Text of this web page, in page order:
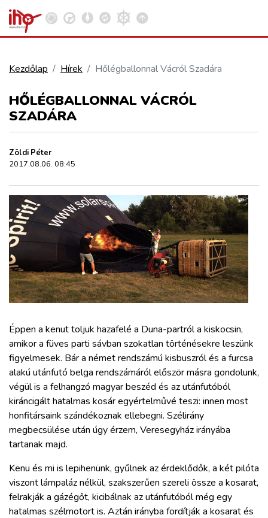
VASÚT
REPÜLÉS
KÖZLEKEDÉSFEJLESZTÉS
ELLÁTÁSI LÁNC
ZÖLDÚT
HAJÓZÁS
BLOG
ARCHÍVUM
WEBSHOP
BELÉPÉS
REGISZTRÁCIÓ
Kezdőlap Hírek Hőlégballonnal Vácról Szadára
HŐLÉGBALLONNAL VÁCRÓL
SZADÁRA
Zöldi Péter
2017.08.06. 08:45
Éppen a kenut toljuk hazafelé a Duna-partról a kiskocsin,
amikor a füves parti sávban szokatlan történésekre leszünk
figyelmesek. Bár a német rendszámú kisbuszról és a furcsa
alakú utánfutó belga rendszámáról először másra gondolunk,
végül is a felhangzó magyar beszéd és az utánfutóból
kiráncigált hatalmas kosár egyértelművé teszi: innen most
honfitársaink szándékoznak ellebegni. Szélirány
megbecsülése után úgy érzem, Veresegyház irányába
tartanak majd.
Kenu és mi is lepihenünk, gyűlnek az érdeklődők, a két pilóta
viszont lámpaláz nélkül, szakszerűen szereli össze a kosarat,
felrakják a gázégőt, kicibálnak az utánfutóból még egy
hatalmas szélmotort is. Aztán irányba fordítják a kosarat és